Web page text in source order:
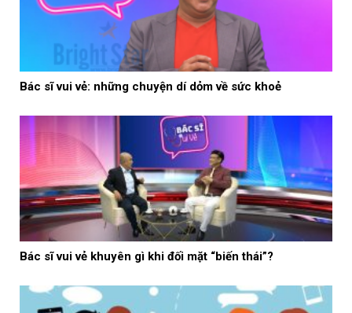
Bác sĩ vui vẻ: những chuyện dí dỏm về sức khoẻ
Bác sĩ vui vẻ khuyên gì khi đối mặt “biến thái”?